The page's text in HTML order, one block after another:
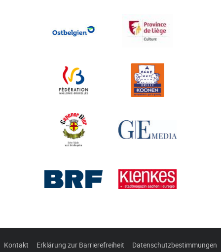
Kontakt Erklärung zur Barrierefreiheit Datenschutzbestimmungen